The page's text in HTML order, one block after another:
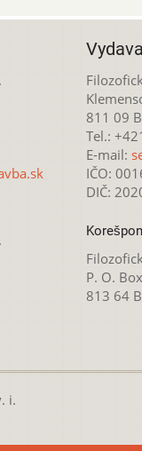
811 09
Tel.:
E-mail:
IČO:
DIČ:
P. O.
813 64
i.